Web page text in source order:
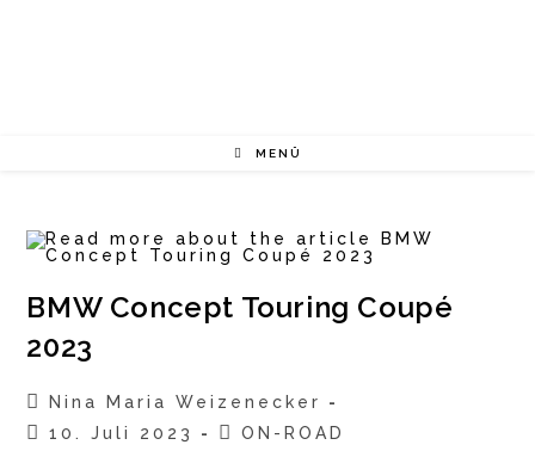
MENÜ
BMW Concept Touring Coupé
2023
Beitrags-
Autor:
Nina Maria Weizenecker
Beitrag
10. Juli 2023
Beitrags-
ON-ROAD